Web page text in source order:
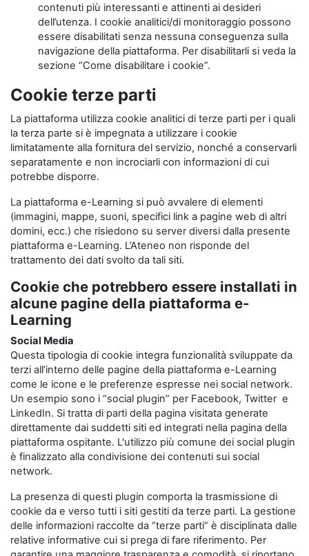
contenuti più interessanti e attinenti ai desideri
dell’utenza. I cookie analitici/di monitoraggio possono
essere disabilitati senza nessuna conseguenza sulla
navigazione della piattaforma. Per disabilitarli si veda la
sezione “Come disabilitare i cookie”.
Cookie terze parti
La piattaforma utilizza cookie analitici di terze parti per i quali
la terza parte si è impegnata a utilizzare i cookie
limitatamente alla fornitura del servizio, nonché a conservarli
separatamente e non incrociarli con informazioni di cui
potrebbe disporre.
La piattaforma e-Learning si può avvalere di elementi
(immagini, mappe, suoni, specifici link a pagine web di altri
domini, ecc.) che risiedono su server diversi dalla presente
piattaforma e-Learning. L’Ateneo non risponde del
trattamento dei dati svolto da tali siti.
Cookie che potrebbero essere installati in
alcune pagine della piattaforma e-
Learning
Social Media
Questa tipologia di cookie integra funzionalità sviluppate da
terzi all’interno delle pagine della piattaforma e-Learning
come le icone e le preferenze espresse nei social network.
Un esempio sono i “social plugin” per Facebook, Twitter e
LinkedIn. Si tratta di parti della pagina visitata generate
direttamente dai suddetti siti ed integrati nella pagina della
piattaforma ospitante. L'utilizzo più comune dei social plugin
è finalizzato alla condivisione dei contenuti sui social
network.
La presenza di questi plugin comporta la trasmissione di
cookie da e verso tutti i siti gestiti da terze parti. La gestione
delle informazioni raccolte da “terze parti” è disciplinata dalle
relative informative cui si prega di fare riferimento. Per